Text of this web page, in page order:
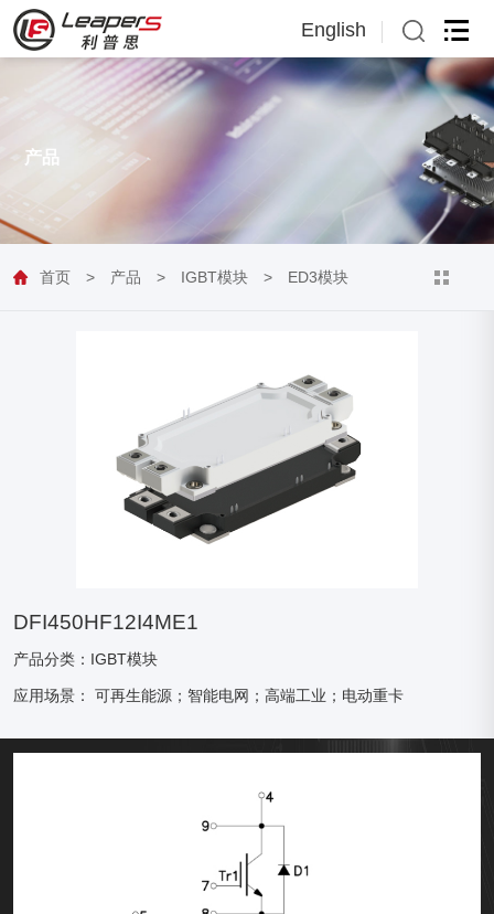
English
English
产品
首页 > 产品 > IGBT模块 > ED3模块
DFI450HF12I4ME1
产品分类：IGBT模块
应用场景： 可再生能源；智能电网；高端工业；电动重卡